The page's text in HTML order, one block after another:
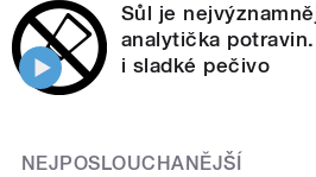
Sůl je
analytička
i sladké pečivo
NEJPOSLOUCHANĚJŠÍ